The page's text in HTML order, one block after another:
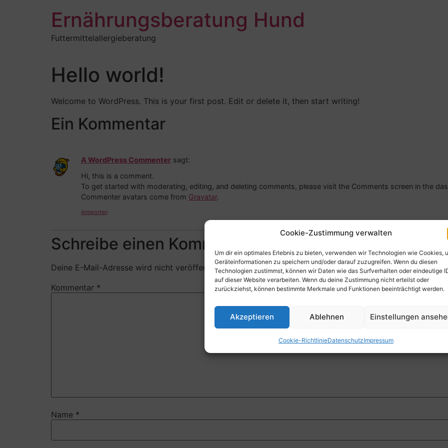
Cookie-Zustimmung verwalten
Um dir ein optimales Erlebnis zu bieten, verwenden wir Technologien wie Cookies,
Geräteinformationen zu speichern und/oder darauf zuzugreifen. Wenn du diesen
Technologien zustimmst, können wir Daten wie das Surfverhalten oder eindeutige
auf dieser Website verarbeiten. Wenn du deine Zustimmung nicht erteilst oder
zurückziehst, können bestimmte Merkmale und Funktionen beeinträchtigt werden.
Akzeptieren Ablehnen Einstellungen
Cookie-RichtlinieDatenschutzImpressum
Ernährungsberatung Hund
Futtermittelallergieberatung
Hello world!
Welcome to WordPress. This is your first post. Edit or delete it, then start writing!
Ein Kommentar
A WordPress Commenter sagt:
Hi, this is a comment.
To get started with moderating, editing, and deleting comments, please visit the Comments screen in the
Commenter avatars come from Gravatar.
Antworten
Schreibe einen Kommentar
Deine E-Mail-Adresse wird nicht veröffentlicht. Erforderliche Felder sind mit*markiert
Kommentar *
Name *